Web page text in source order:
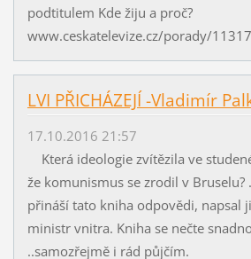
podtitulem Kde žiju a proč?
www.ceskatelevize.cz/porady/
LVI PŘICHÁZEJÍ -Vladimír
17.10.2016 21:57
Která ideologie zvítězila ve
že komunismus se zrodil v Bruselu?
přináší tato kniha odpovědi, napsal
ministr vnitra. Kniha se nečte
..samozřejmě i rád půjčím.